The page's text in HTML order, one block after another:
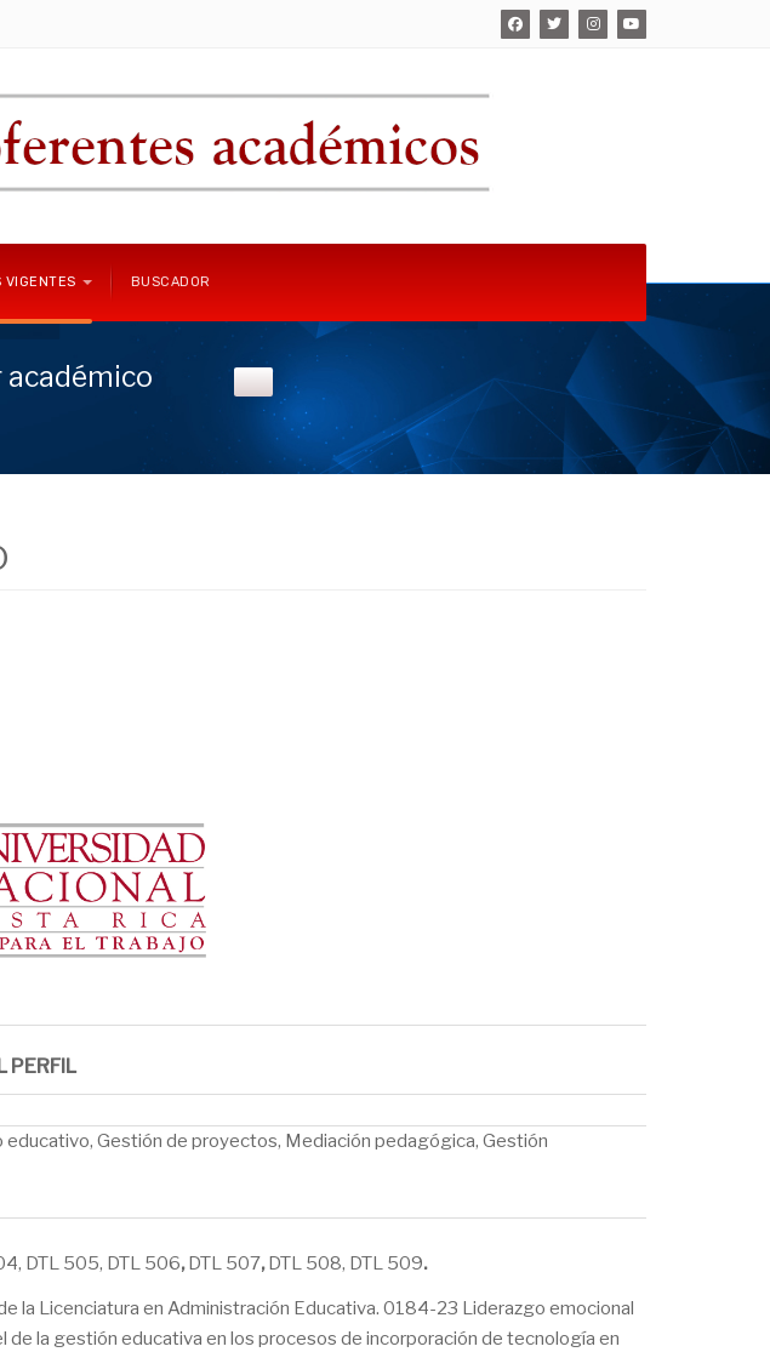
VIGENTES BUSCADOR
PERFIL
Gestión de proyectos, Mediación pedagógica, Gestión
DTL 505, DTL 506,DTL 507,DTL 508, DTL 509.
la Licenciatura en Administración Educativa. 0184-23 Liderazgo emocional
la gestión educativa en los procesos de incorporación de tecnología en